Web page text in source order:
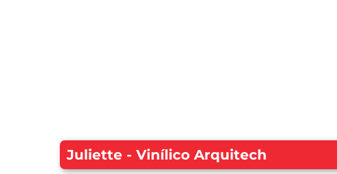
Juliette - Vinílico Arquitech